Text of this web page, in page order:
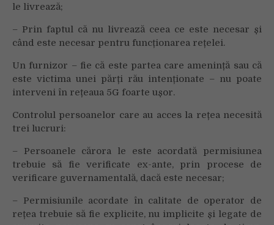
le livrează;
– Prin faptul că nu livrează ceea ce este necesar și
când este necesar pentru funcționarea rețelei.
Un furnizor – fie că este partea care amenință sau că
este victima unei părți rău intenționate – nu poate
interveni în rețeaua 5G foarte ușor.
Controlul persoanelor care au acces la rețea necesită
trei lucruri:
– Persoanele cărora le este acordată permisiunea
trebuie să fie verificate ex-ante, prin procese de
verificare guvernamentală, dacă este necesar;
– Permisiunile acordate în calitate de operator de
rețea trebuie să fie explicite, nu implicite și legate de